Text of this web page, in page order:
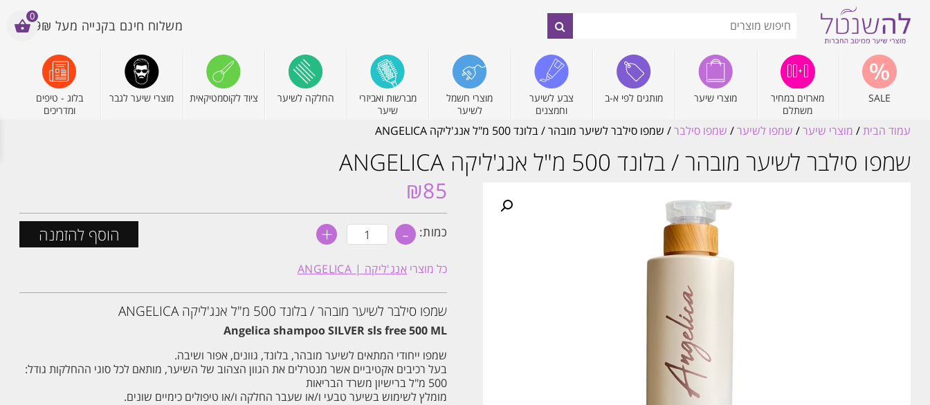
משלוח חינם בקנייה מעל 199₪
SALE
מארזים במחיר
משתלם
מוצרי שיער מותגים לפי א-ב
צבע לשיער
וחמצנים
מוצרי חשמל
לשיער
מברשות ואביזרי
שיער
החלקה לשיער ציוד לקוסמטיקאית מוצרי שיער לגבר
בלוג - טיפים
ומדריכים
עמוד הבית/ מוצרי שיער/ שמפו לשיער/ שמפו סילבר/ שמפו סילבר לשיער מובהר / בלונד 500 מ"ל אנג'ליקה ‏ANGELICA
שמפו סילבר לשיער מובהר / בלונד 500 מ"ל אנג'ליקה ‏ANGELICA
₪85
כמות: - כמות
של
סילבר
לשיער
/
בלונד
500
מ"ל
אנג'ליקה
+ הוסף להזמנה
כל מוצרי אנג'ליקה | ANGELICA
שמפו סילבר לשיער מובהר / בלונד 500 מ"ל אנג'ליקה ‏ANGELICA
Angelica shampoo SILVER sls free 500 ML
שמפו ייחודי המתאים לשיער מובהר, בלונד, גוונים, אפור ושיבה.
בעל רכיבים אקטיביים אשר מנטרלים את הגוון הצהוב של השיער, מותאם לכל סוגי ההחלקות גודל:
500 מ"ל ברישיון משרד הבריאות
מומלץ לשימוש בשיער טבעי ו/או שעבר החלקה ו/או טיפולים כימיים שונים.
0